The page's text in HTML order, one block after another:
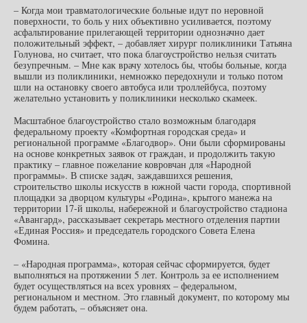
– Когда мои травматологические больные идут по неровной
поверхности, то боль у них объективно усиливается, поэтому
асфальтирование прилегающей территории однозначно дает
положительный эффект, – добавляет хирург поликлиники Татьяна
Голунова, но считает, что пока благоустройство нельзя считать
безупречным. – Мне как врачу хотелось бы, чтобы больные, когда
вышли из поликлиники, немножко передохнули и только потом
шли на остановку своего автобуса или троллейбуса, поэтому
желательно установить у поликлиники несколько скамеек.
Масштабное благоустройство стало возможным благодаря
федеральному проекту «Комфортная городская среда» и
региональной программе «Благодвор». Они были сформированы
на основе конкретных заявок от граждан, и продолжить такую
практику – главное пожелание ковровчан для «Народной
программы». В списке задач, заждавшихся решения,
строительство школы искусств в южной части города, спортивной
площадки за дворцом культуры «Родина», крытого манежа на
территории 17-й школы, набережной и благоустройство стадиона
«Авангард», рассказывает секретарь местного отделения партии
«Единая Россия» и председатель городского Совета Елена
Фомина.
– «Народная программа», которая сейчас сформируется, будет
выполняться на протяжении 5 лет. Контроль за ее исполнением
будет осуществляться на всех уровнях – федеральном,
региональном и местном. Это главный документ, по которому мы
будем работать, – объясняет она.